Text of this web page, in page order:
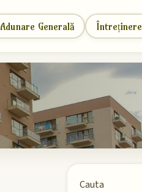
Adunare Generală Întreținere
Cauta